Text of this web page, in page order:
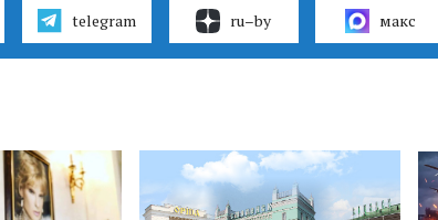
telegram ru–by макс